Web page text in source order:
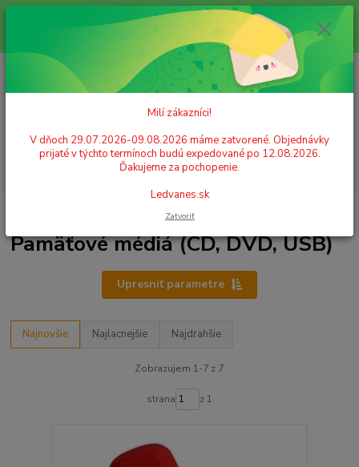
Milí zákazníci! V dňoch 29.07.2026-09.08.2026 máme zatvorené.
Objednávky prijaté v týchto termínoch budú expedované po 12.08.2026.
Ďakujeme za pochopenie. Ledvanes.sk
+421 908 755 958
Po. - Pia. od 9:00 hod. - 16:00 hod.
za0,00 EUR
Pamäťové médiá (CD, DVD, USB)
Upresniť parametre
Najnovšie Najlacnejšie Najdrahšie
Zobrazujem 1-7 z 7
strana z 1
Milí zákazníci!
V dňoch 29.07.2026-09.08.2026 máme zatvorené. Objednávky
prijaté v týchto termínoch budú expedované po 12.08.2026.
Ďakujeme za pochopenie.
Ledvanes.sk
Zatvoriť